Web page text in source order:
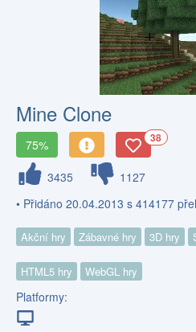
Mine Clone
75% 38
3435
1127
• Přidáno 20.04.2013 s 414177
Akční hry Zábavné hry 3D hry
HTML5 hry WebGL hry
Platformy: